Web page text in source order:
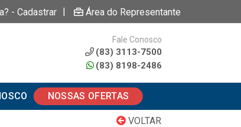
- Cadastrar | Área do Representante
Fale Conosco
(83) 3113-7500
(83) 8198-2486
NOSSAS OFERTAS
VOLTAR